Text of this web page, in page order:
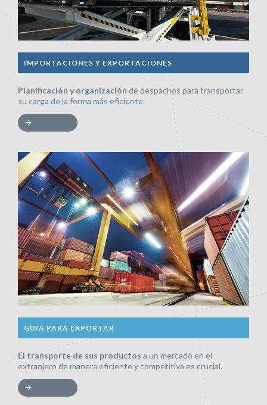
IMPORTACIONES Y EXPORTACIONES
Planificación y organización de despachos para transportar
su carga de la forma más eficiente.
GUIA PARA EXPORTAR
El transporte de sus productos a un mercado en el
extranjero de manera eficiente y competitiva es crucial.